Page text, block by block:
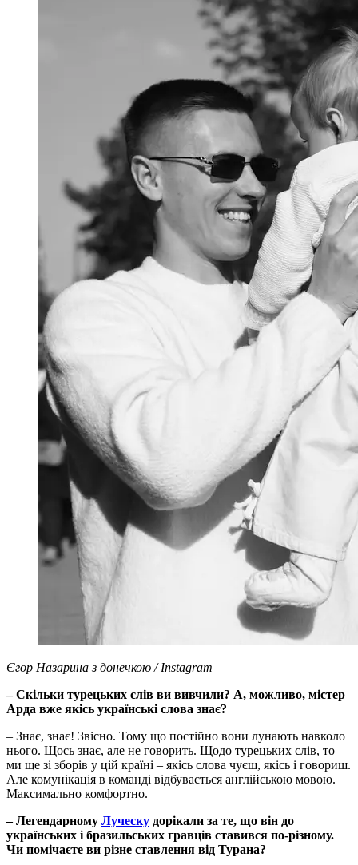
Єгор Назарина з донечкою / Instagram
– Скільки турецьких слів ви вивчили? А, можливо, містер
Арда вже якісь українські слова знає?
– Знає, знає! Звісно. Тому що постійно вони лунають навколо
нього. Щось знає, але не говорить. Щодо турецьких слів, то
ми ще зі зборів у цій країні – якісь слова чуєш, якісь і говориш.
Але комунікація в команді відбувається англійською мовою.
Максимально комфортно.
– Легендарному Луческу дорікали за те, що він до
українських і бразильських гравців ставився по-різному.
Чи помічаєте ви різне ставлення від Турана?